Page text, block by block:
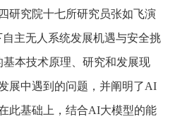
究院十七所研究员张如飞演
主无人系统发展机遇与安全挑
本技术原理、研究和发展现
展中遇到的问题，并阐明了AI
此基础上，结合AI大模型的能